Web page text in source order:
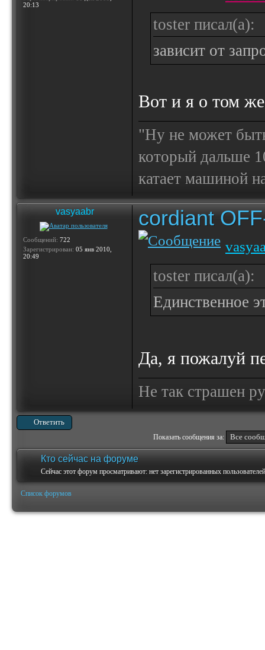
20:13
toster писал(а):
зависит от
Вот и я о том
"Ну не может
который дальше
катает машиной
vasyaabr
Сообщений: 722
Зарегистрирован: 05 янв 2010,
20:49
cordiant
toster писал(а):
Единственное
Да, я пожалуй
Не так страшен
Ответить
Показать сообщения за:
Кто сейчас на форуме
Сейчас этот форум просматривают: нет зарегистрированных
Список форумов